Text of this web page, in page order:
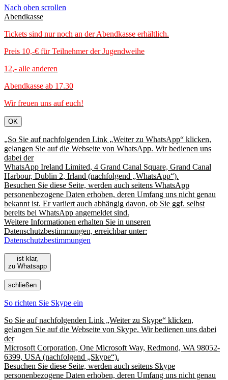
Nach oben scrollen
Abendkasse
Tickets sind nur noch an der Abendkasse erhältlich.
Preis 10,-€ für Teilnehmer der Jugendweihe
12,- alle anderen
Abendkasse ab 17.30
Wir freuen uns auf euch!
OK
„So Sie auf nachfolgenden Link „Weiter zu WhatsApp“ klicken,
gelangen Sie auf die Webseite von WhatsApp. Wir bedienen uns
dabei der
WhatsApp Ireland Limited, 4 Grand Canal Square, Grand Canal
Harbour, Dublin 2, Irland (nachfolgend „WhatsApp“).
Besuchen Sie diese Seite, werden auch seitens WhatsApp
personenbezogene Daten erhoben, deren Umfang uns nicht genau
bekannt ist. Er variiert auch abhängig davon, ob Sie ggf. selbst
bereits bei WhatsApp angemeldet sind.
Weitere Informationen erhalten Sie in unseren
Datenschutzbestimmungen, erreichbar unter:
Datenschutzbestimmungen
ist klar,
zu Whatsapp
schließen
So richten Sie Skype ein
So Sie auf nachfolgenden Link „Weiter zu Skype“ klicken,
gelangen Sie auf die Webseite von Skype. Wir bedienen uns dabei
der
Microsoft Corporation, One Microsoft Way, Redmond, WA 98052-
6399, USA (nachfolgend „Skype“).
Besuchen Sie diese Seite, werden auch seitens Skype
personenbezogene Daten erhoben, deren Umfang uns nicht genau